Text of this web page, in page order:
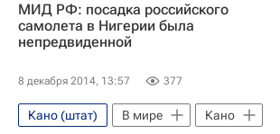
Ан-124
МИД РФ: посадка российского
самолета в Нигерии была
непредвиденной
8 декабря 2014, 13:57 377
Кано (штат) В мире
Кано